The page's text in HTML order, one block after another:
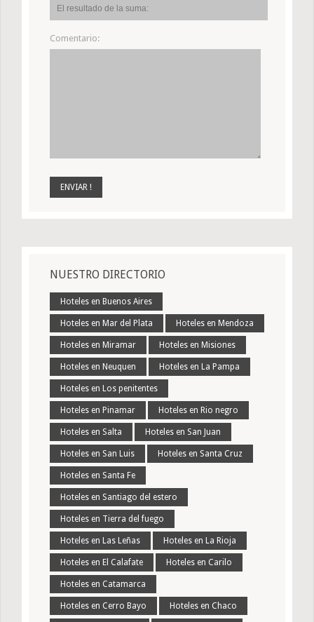
Comentario:
NUESTRO DIRECTORIO
Hoteles en Buenos Aires
Hoteles en Mar del Plata Hoteles en Mendoza
Hoteles en Miramar Hoteles en Misiones
Hoteles en Neuquen Hoteles en La Pampa
Hoteles en Los penitentes
Hoteles en Pinamar Hoteles en Rio negro
Hoteles en Salta Hoteles en San Juan
Hoteles en San Luis Hoteles en Santa Cruz
Hoteles en Santa Fe
Hoteles en Santiago del estero
Hoteles en Tierra del fuego
Hoteles en Las Leñas Hoteles en La Rioja
Hoteles en El Calafate Hoteles en Carilo
Hoteles en Catamarca
Hoteles en Cerro Bayo Hoteles en Chaco